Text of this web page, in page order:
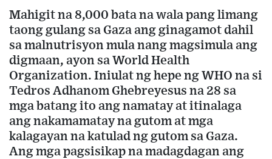
Mahigit na 8,000 bata na wala pang limang
taong gulang sa Gaza ang ginagamot dahil
sa malnutrisyon mula nang magsimula ang
digmaan, ayon sa World Health
Organization. Iniulat ng hepe ng WHO na si
Tedros Adhanom Ghebreyesus na 28 sa
mga batang ito ang namatay at itinalaga
ang nakamamatay na gutom at mga
kalagayan na katulad ng gutom sa Gaza.
Ang mga pagsisikap na madagdagan ang